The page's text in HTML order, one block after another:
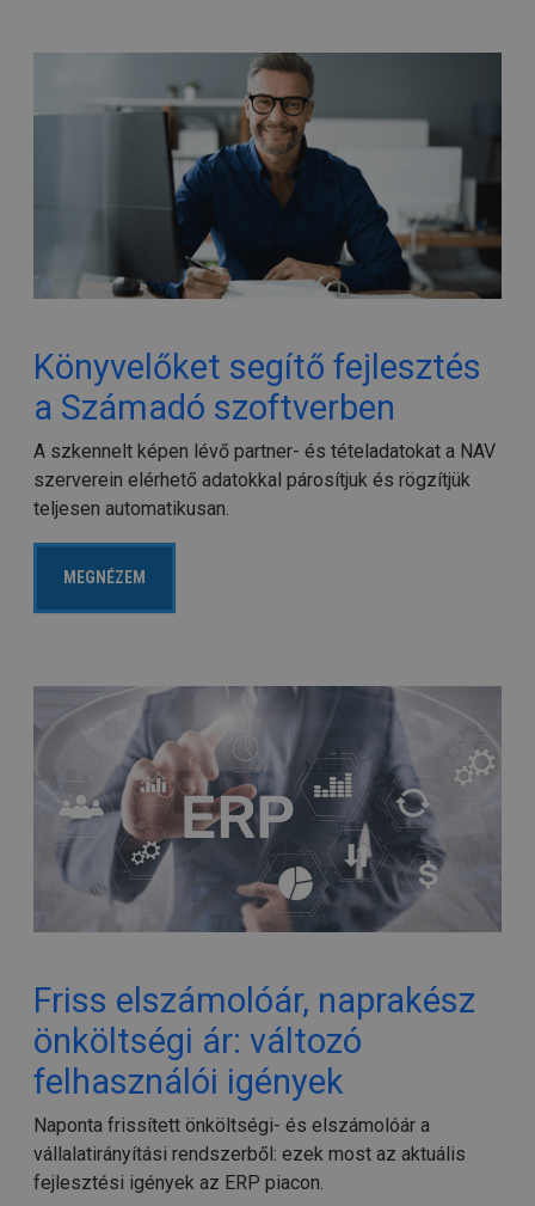
Könyvelőket segítő fejlesztés
a Számadó szoftverben
A szkennelt képen lévő partner- és tételadatokat a NAV
szerverein elérhető adatokkal párosítjuk és rögzítjük
teljesen automatikusan.
MEGNÉZEM
Friss elszámolóár, naprakész
önköltségi ár: változó
felhasználói igények
Naponta frissített önköltségi- és elszámolóár a
vállalatirányítási rendszerből: ezek most az aktuális
fejlesztési igények az ERP piacon.